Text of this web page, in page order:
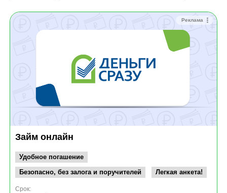
Реклама
Займ онлайн
Удобное погашение
Безопасно, без залога и поручителей
Легкая анкета!
Срок: